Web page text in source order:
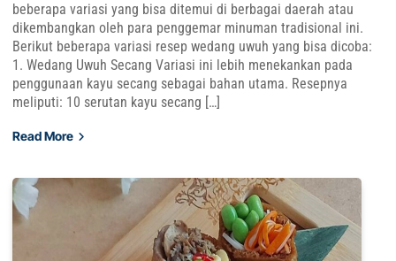
beberapa variasi yang bisa ditemui di berbagai daerah atau
dikembangkan oleh para penggemar minuman tradisional ini.
Berikut beberapa variasi resep wedang uwuh yang bisa dicoba:
1. Wedang Uwuh Secang Variasi ini lebih menekankan pada
penggunaan kayu secang sebagai bahan utama. Resepnya
meliputi: 10 serutan kayu secang […]
Read More